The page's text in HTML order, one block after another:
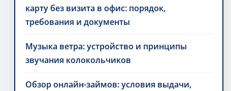
карту без визита в офис: порядок,
требования и документы
Музыка ветра: устройство и принципы
звучания колокольчиков
Обзор онлайн-займов: условия выдачи,